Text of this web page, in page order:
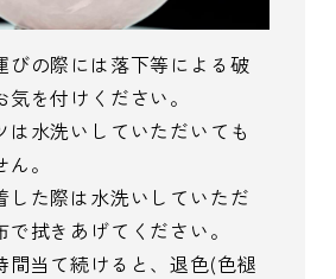
びの際には落下等による破
を付けください。
は水洗いしていただいても
。
した際は水洗いしていただ
で拭きあげてください。
間当て続けると、退色(色褪